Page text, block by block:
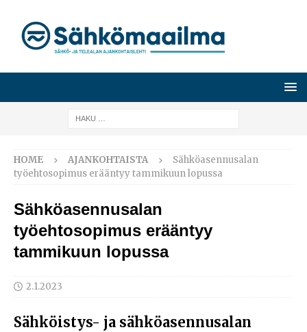
HOME AJANKOHTAISTA
Sähköasennusalan
työehtosopimus erääntyy tammikuun lopussa
Sähköasennusalan
työehtosopimus erääntyy
tammikuun lopussa
2.1.2023
Sähköistys- ja sähköasennusalan